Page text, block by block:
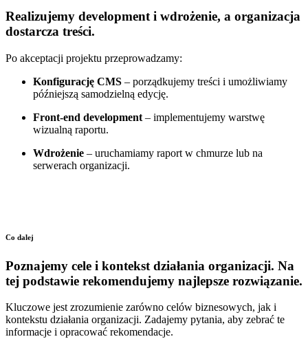
Realizujemy development i wdrożenie, a organizacja
dostarcza treści.
Po akceptacji projektu przeprowadzamy:
Konfigurację CMS – porządkujemy treści i umożliwiamy
późniejszą samodzielną edycję.
Front-end development – implementujemy warstwę
wizualną raportu.
Wdrożenie – uruchamiamy raport w chmurze lub na
serwerach organizacji.
Co dalej
Poznajemy cele i kontekst działania organizacji. Na
tej podstawie rekomendujemy najlepsze rozwiązanie.
Kluczowe jest zrozumienie zarówno celów biznesowych, jak i
kontekstu działania organizacji. Zadajemy pytania, aby zebrać te
informacje i opracować rekomendacje.